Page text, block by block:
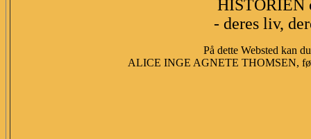
HISTORIEN
- deres liv,
På dette Websted kan
ALICE INGE AGNETE THOMSEN,